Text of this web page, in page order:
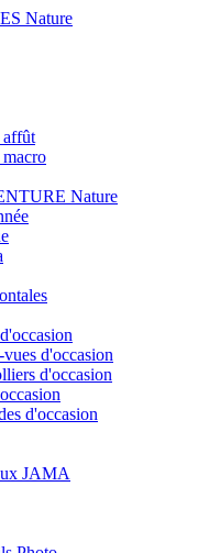
Nature
affût
macro
Nature
d'occasion
d'occasion
d'occasion
JAMA